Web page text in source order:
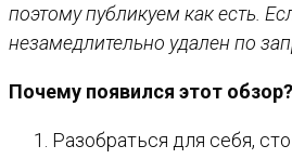
поэтому публикуем как есть.
незамедлительно удален по
Почему появился этот обзор?
Разобраться для себя,